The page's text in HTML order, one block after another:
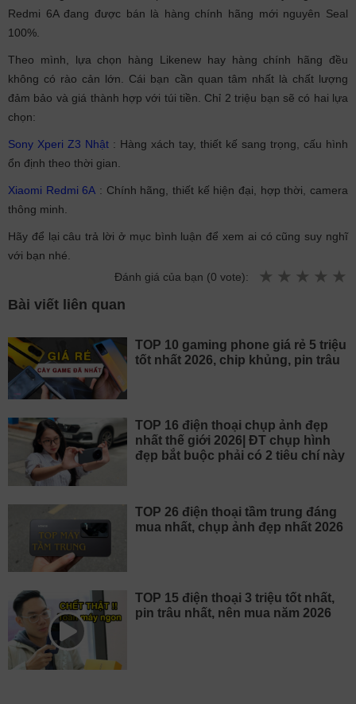
Redmi 6A đang được bán là hàng chính hãng mới nguyên Seal
100%.
Theo mình, lựa chọn hàng Likenew hay hàng chính hãng đều
không có rào cản lớn. Cái bạn cần quan tâm nhất là chất lượng
đảm bảo và giá thành hợp với túi tiền. Chỉ 2 triệu bạn sẽ có hai lựa
chọn:
Sony Xperi Z3 Nhật : Hàng xách tay, thiết kế sang trọng, cấu hình
ổn định theo thời gian.
Xiaomi Redmi 6A : Chính hãng, thiết kế hiện đại, hợp thời, camera
thông minh.
Hãy để lại câu trả lời ở mục bình luận để xem ai có cũng suy nghĩ
với bạn nhé.
Đánh giá của bạn (0 vote):
Bài viết liên quan
TOP 10 gaming phone giá rẻ 5 triệu
tốt nhất 2026, chip khủng, pin trâu
TOP 16 điện thoại chụp ảnh đẹp
nhất thế giới 2026| ĐT chụp hình
đẹp bắt buộc phải có 2 tiêu chí này
TOP 26 điện thoại tầm trung đáng
mua nhất, chụp ảnh đẹp nhất 2026
TOP 15 điện thoại 3 triệu tốt nhất,
pin trâu nhất, nên mua năm 2026